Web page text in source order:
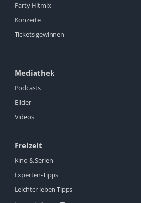
Party Hitmix
Konzerte
Tickets gewinnen
Mediathek
Podcasts
Bilder
Videos
Freizeit
Kino & Serien
Experten-Tipps
Leichter leben Tipps